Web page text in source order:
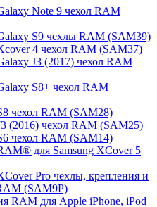
Note 9 чехол RAM
S9 чехлы RAM (SAM39)
4 чехол RAM (SAM37)
J3 (2017) чехол RAM
S8+ чехол RAM
чехол RAM (SAM28)
(2016) чехол RAM (SAM25)
чехол RAM (SAM14)
для Samsung XCover 5
Pro чехлы, крепления и
(SAM9P)